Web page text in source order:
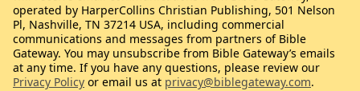
operated by HarperCollins Christian Publishing, 501 Nelson
Pl, Nashville, TN 37214 USA, including commercial
communications and messages from partners of Bible
Gateway. You may unsubscribe from Bible Gateway’s emails
at any time. If you have any questions, please review our
Privacy Policy or email us at privacy@biblegateway.com.